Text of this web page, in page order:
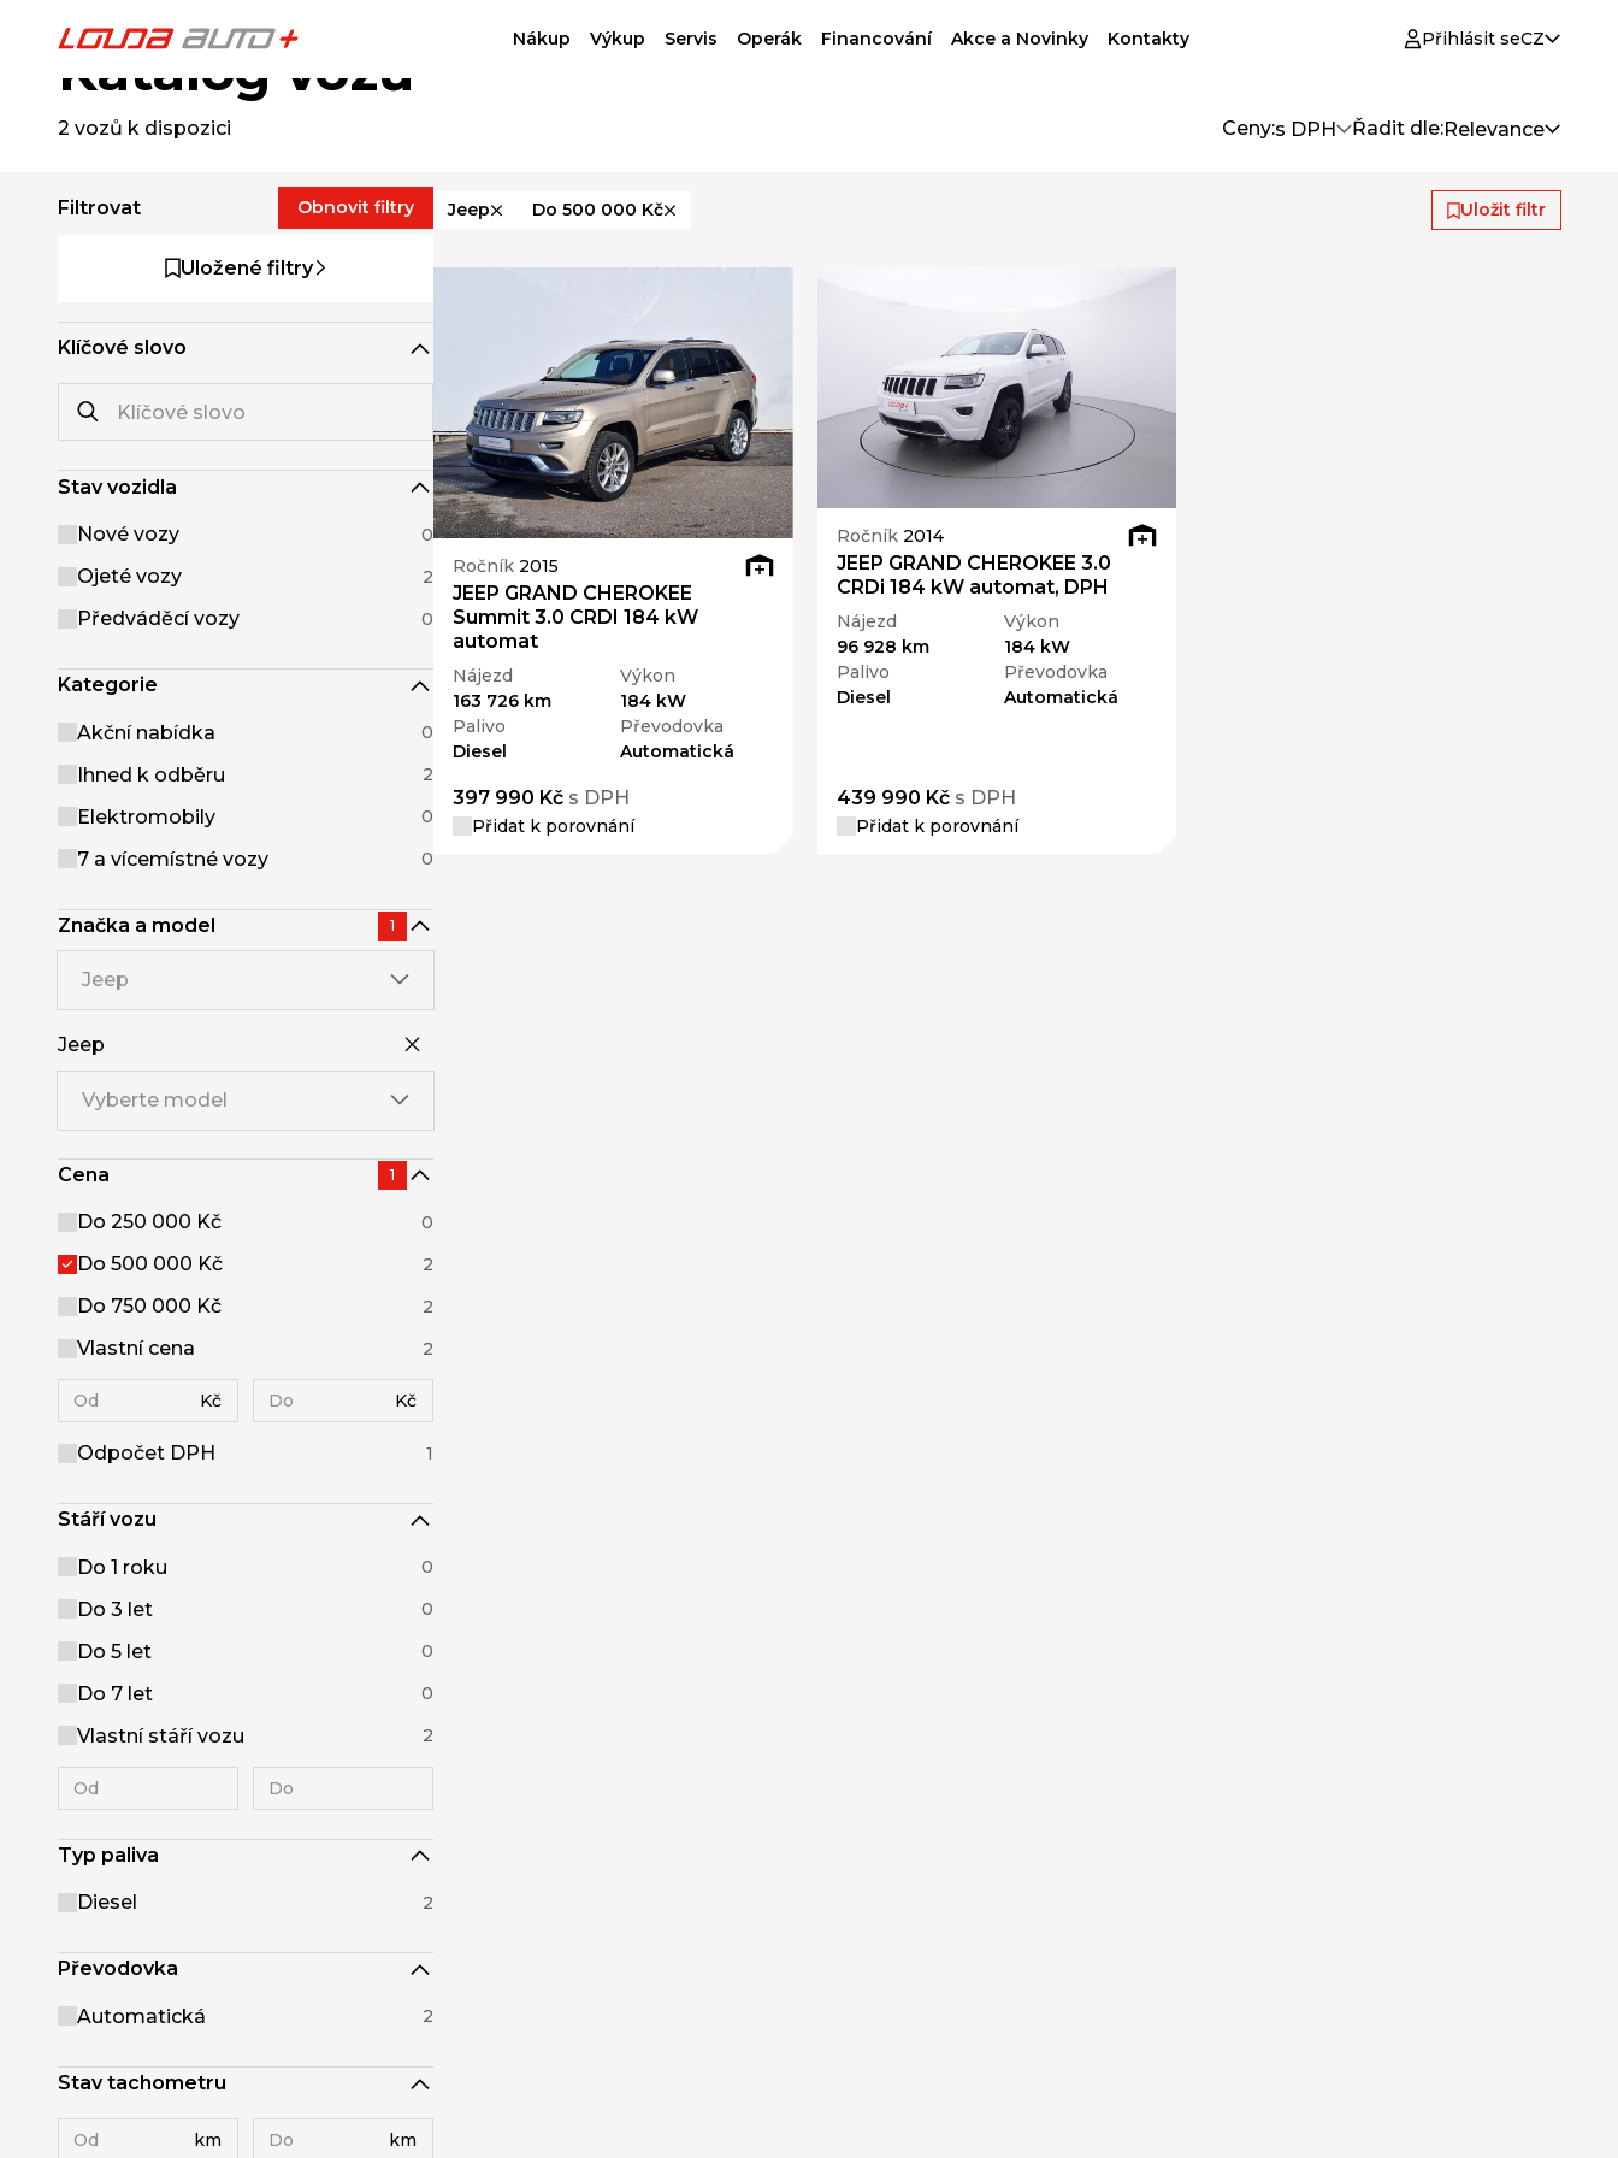
Nákup Výkup Servis Operák Financování Akce a Novinky Kontakty Přihlásit seCZ
Katalog vozů
2 vozů k dispozici Ceny:s DPH Řadit dle:Relevance
Filtrovat Obnovit filtry
Uložené filtry
Klíčové slovo
Stav vozidla
Nové vozy 0
Ojeté vozy 2
Předváděcí vozy 0
Kategorie
Akční nabídka 0
Ihned k odběru 2
Elektromobily 0
7 a vícemístné vozy 0
Značka a model 1
Jeep
Jeep
Vyberte model
Cena 1
Do 250 000 Kč 0
Do 500 000 Kč 2
Do 750 000 Kč 2
Vlastní cena 2
Kč Kč
Odpočet DPH 1
Stáří vozu
Do 1 roku 0
Do 3 let 0
Do 5 let 0
Do 7 let 0
Vlastní stáří vozu 2
Typ paliva
Diesel 2
Převodovka
Automatická 2
Stav tachometru
km km
Jeep Do 500 000 Kč Uložit filtr
Ročník 2015
JEEP GRAND CHEROKEE
Summit 3.0 CRDI 184 kW
automat
Nájezd
163 726 km
Výkon
184 kW
Palivo
Diesel
Převodovka
Automatická
397 990 Kč s DPH
Přidat k porovnání
Ročník 2014
JEEP GRAND CHEROKEE 3.0
CRDi 184 kW automat, DPH
Nájezd
96 928 km
Výkon
184 kW
Palivo
Diesel
Převodovka
Automatická
439 990 Kčs DPH
Přidat k porovnání